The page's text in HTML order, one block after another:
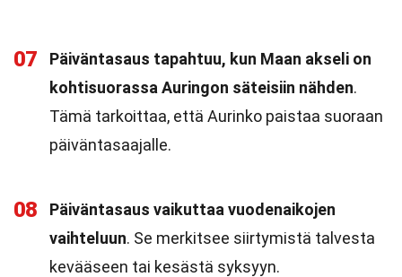
07
Päiväntasaus tapahtuu, kun Maan akseli on
kohtisuorassa Auringon säteisiin nähden.
Tämä tarkoittaa, että Aurinko paistaa suoraan
päiväntasaajalle.
08
Päiväntasaus vaikuttaa vuodenaikojen
vaihteluun. Se merkitsee siirtymistä talvesta
kevääseen tai kesästä syksyyn.